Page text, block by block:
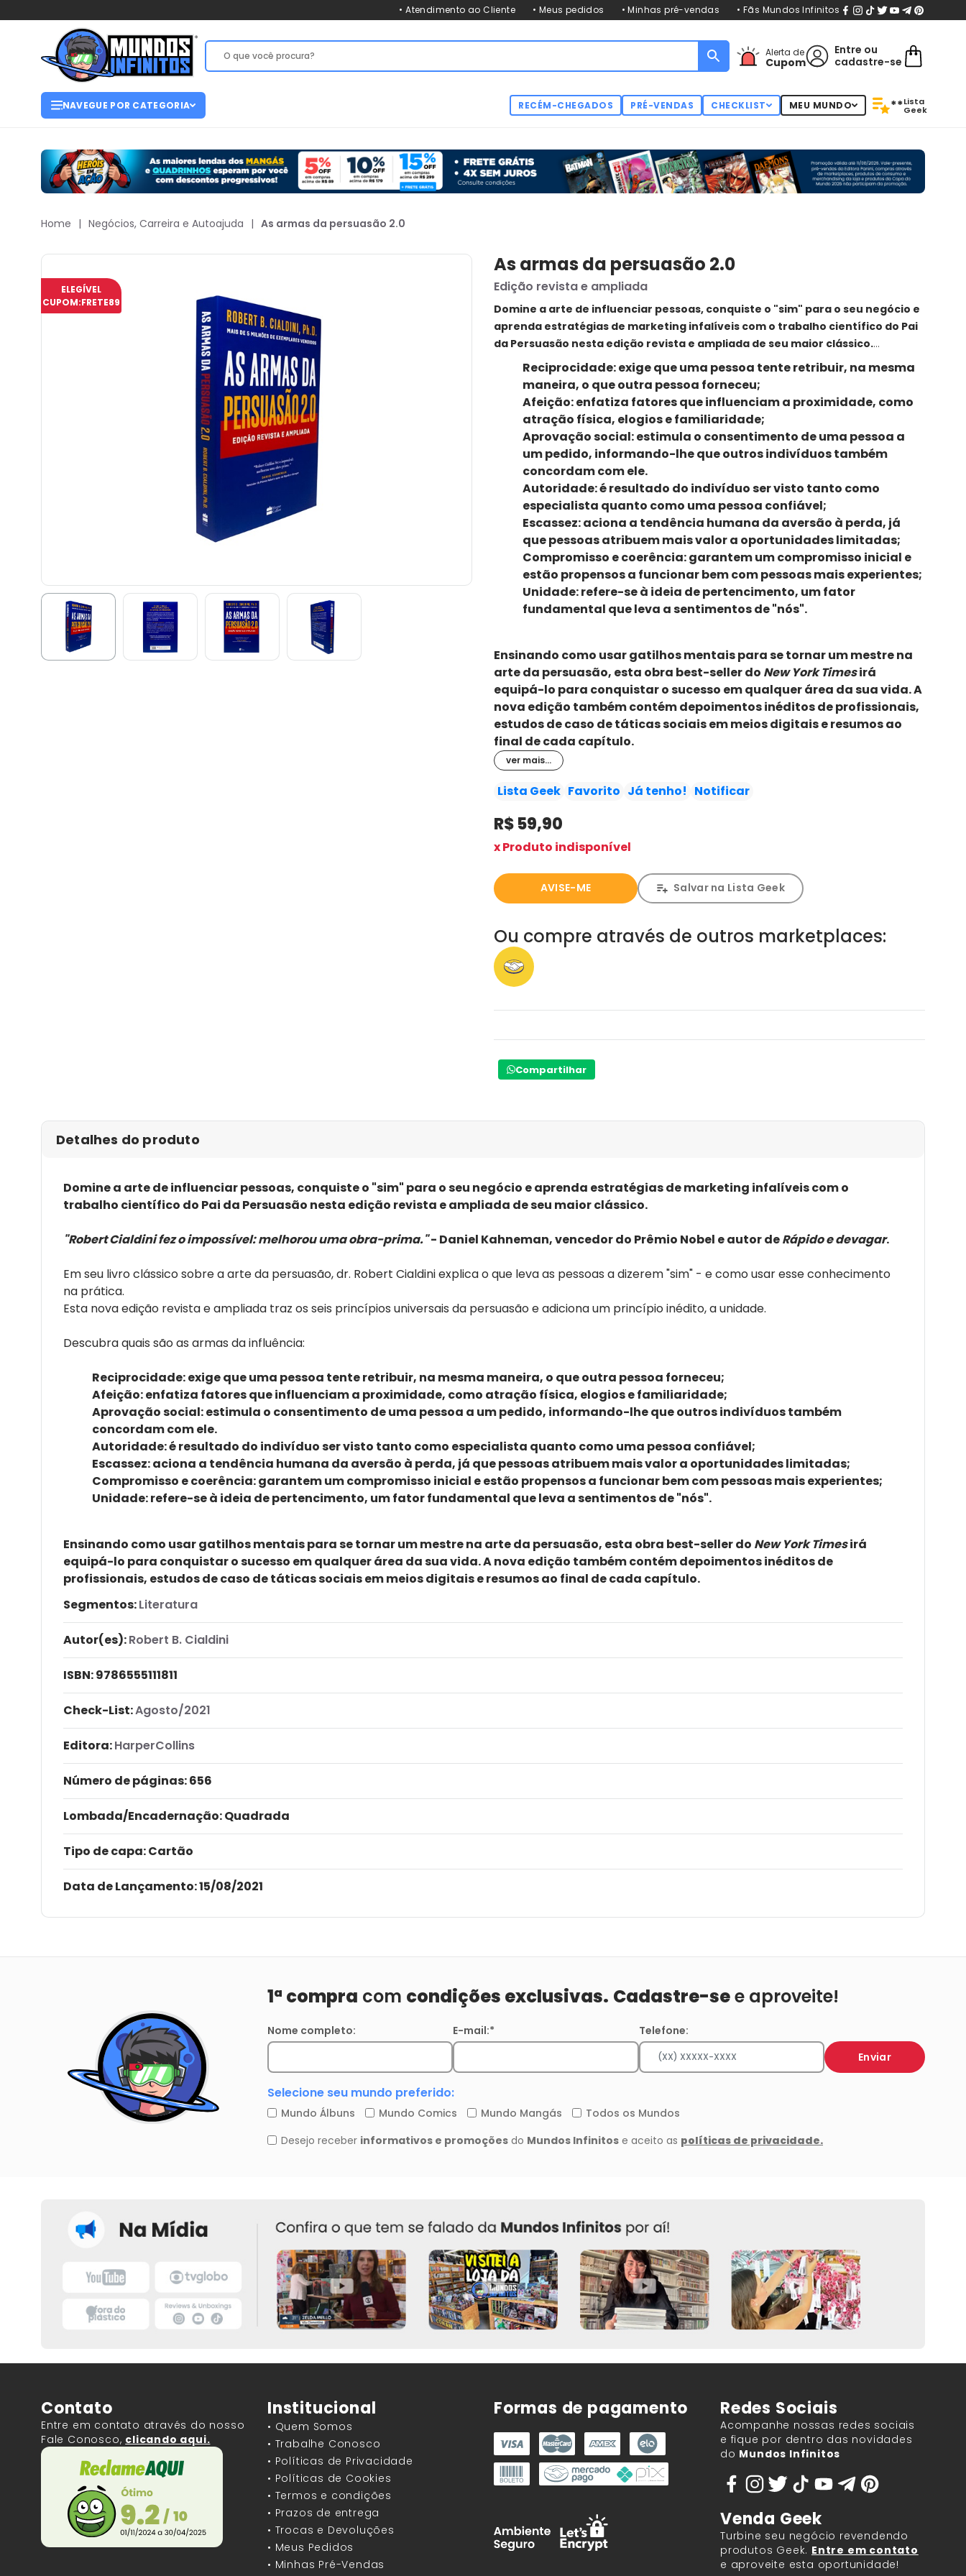
• Atendimento ao Cliente • Meus pedidos • Minhas pré-vendas • Fãs Mundos Infinitos
Alerta de
Cupom
Entre ou
cadastre-se
NAVEGUE POR CATEGORIA RECÉM-CHEGADOS PRÉ-VENDAS CHECKLIST MEU MUNDO **Lista
Geek
Home | Negócios, Carreira e Autoajuda | As armas da persuasão 2.0
ELEGÍVEL
CUPOM:FRETE89
As armas da persuasão 2.0
Edição revista e ampliada
Domine a arte de influenciar pessoas, conquiste o "sim" para o seu negócio e
aprenda estratégias de marketing infalíveis com o trabalho científico do Pai
da Persuasão nesta edição revista e ampliada de seu maior clássico.
"Robert Cialdini fez o impossível: melhorou uma obra-prima."
- Daniel
Kahneman, vencedor do Prêmio Nobel e autor de
Rápido e devagar .
Em seu livro clássico sobre a arte da persuasão, dr. Robert Cialdini explica o que
leva as pessoas a dizerem "sim" - e como usar esse conhecimento na prática.
Esta nova edição revista e ampliada traz os seis princípios universais da
persuasão e adiciona um princípio inédito, a unidade.
Descubra quais são as armas da influência:
Reciprocidade:exige que uma pessoa tente retribuir, na mesma
maneira, o que outra pessoa forneceu;
Afeição:enfatiza fatores que influenciam a proximidade, como
atração física, elogios e familiaridade;
Aprovação social:estimula o consentimento de uma pessoa a
um pedido, informando-lhe que outros indivíduos também
concordam com ele.
Autoridade:é resultado do indivíduo ser visto tanto como
especialista quanto como uma pessoa confiável;
Escassez:aciona a tendência humana da aversão à perda, já
que pessoas atribuem mais valor a oportunidades limitadas;
Compromisso e coerência:garantem um compromisso inicial e
estão propensos a funcionar bem com pessoas mais experientes;
Unidade:refere-se à ideia de pertencimento, um fator
fundamental que leva a sentimentos de "nós".
Ensinando como usar gatilhos mentais para se tornar um mestre na
arte da persuasão, esta obra best-seller do New York Timesirá
equipá-lo para conquistar o sucesso em qualquer área da sua vida. A
nova edição também contém depoimentos inéditos de profissionais,
estudos de caso de táticas sociais em meios digitais e resumos ao
final de cada capítulo.
ver mais...
Lista Geek Favorito Já tenho! Notificar
R$ 59,90
x Produto indisponível
AVISE-ME Salvar na Lista Geek
Ou compre através de outros marketplaces:
Compartilhar
Detalhes do produto
Domine a arte de influenciar pessoas, conquiste o "sim" para o seu negócio e aprenda estratégias de marketing infalíveis com o
trabalho científico do Pai da Persuasão nesta edição revista e ampliada de seu maior clássico.
"Robert Cialdini fez o impossível: melhorou uma obra-prima."- Daniel Kahneman, vencedor do Prêmio Nobel e autor deRápido e devagar.
Em seu livro clássico sobre a arte da persuasão, dr. Robert Cialdini explica o que leva as pessoas a dizerem "sim" - e como usar esse conhecimento
na prática.
Esta nova edição revista e ampliada traz os seis princípios universais da persuasão e adiciona um princípio inédito, a unidade.
Descubra quais são as armas da influência:
Reciprocidade:exige que uma pessoa tente retribuir, na mesma maneira, o que outra pessoa forneceu;
Afeição:enfatiza fatores que influenciam a proximidade, como atração física, elogios e familiaridade;
Aprovação social:estimula o consentimento de uma pessoa a um pedido, informando-lhe que outros indivíduos também
concordam com ele.
Autoridade:é resultado do indivíduo ser visto tanto como especialista quanto como uma pessoa confiável;
Escassez:aciona a tendência humana da aversão à perda, já que pessoas atribuem mais valor a oportunidades limitadas;
Compromisso e coerência:garantem um compromisso inicial e estão propensos a funcionar bem com pessoas mais experientes;
Unidade:refere-se à ideia de pertencimento, um fator fundamental que leva a sentimentos de "nós".
Ensinando como usar gatilhos mentais para se tornar um mestre na arte da persuasão, esta obra best-seller do New York Timesirá
equipá-lo para conquistar o sucesso em qualquer área da sua vida. A nova edição também contém depoimentos inéditos de
profissionais, estudos de caso de táticas sociais em meios digitais e resumos ao final de cada capítulo.
Segmentos:Literatura
Autor(es):Robert B. Cialdini
ISBN:9786555111811
Check-List:Agosto/2021
Editora:HarperCollins
Número de páginas: 656
Lombada/Encadernação: Quadrada
Tipo de capa:Cartão
Data de Lançamento:15/08/2021
Contato
Entre em contato através do nosso
Fale Conosco, clicando aqui.
Institucional
• Quem Somos
• Trabalhe Conosco
• Políticas de Privacidade
• Políticas de Cookies
• Termos e condições
• Prazos de entrega
• Trocas e Devoluções
• Meus Pedidos
• Minhas Pré-Vendas
Formas de pagamento Redes Sociais
Acompanhe nossas redes sociais
e fique por dentro das novidades
do Mundos Infinitos
Venda Geek
Turbine seu negócio revendendo
produtos Geek. Entre em contato
e aproveite esta oportunidade!